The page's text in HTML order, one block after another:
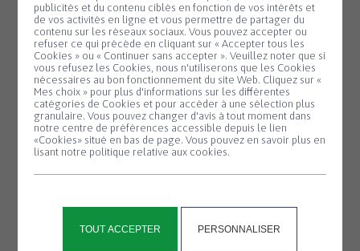
Panneau de gestion des cookies
publicités et du contenu ciblés en fonction de vos intérêts et
de vos activités en ligne et vous permettre de partager du
contenu sur les réseaux sociaux. Vous pouvez accepter ou
refuser ce qui précède en cliquant sur « Accepter tous les
Cookies » ou « Continuer sans accepter ». Veuillez noter que si
vous refusez les Cookies, nous n'utiliserons que les Cookies
nécessaires au bon fonctionnement du site Web. Cliquez sur «
Mes choix » pour plus d'informations sur les différentes
catégories de Cookies et pour accéder à une sélection plus
granulaire. Vous pouvez changer d'avis à tout moment dans
notre centre de préférences accessible depuis le lien
«Cookies» situé en bas de page. Vous pouvez en savoir plus en
lisant notre politique relative aux cookies.
TOUT ACCEPTER PERSONNALISER
Mardi
11
Août
biodiversité –
Nuit de la
chauve-souris
#2
Partez à la
découverte des
chauves-souris lors
d'une sortie nature...